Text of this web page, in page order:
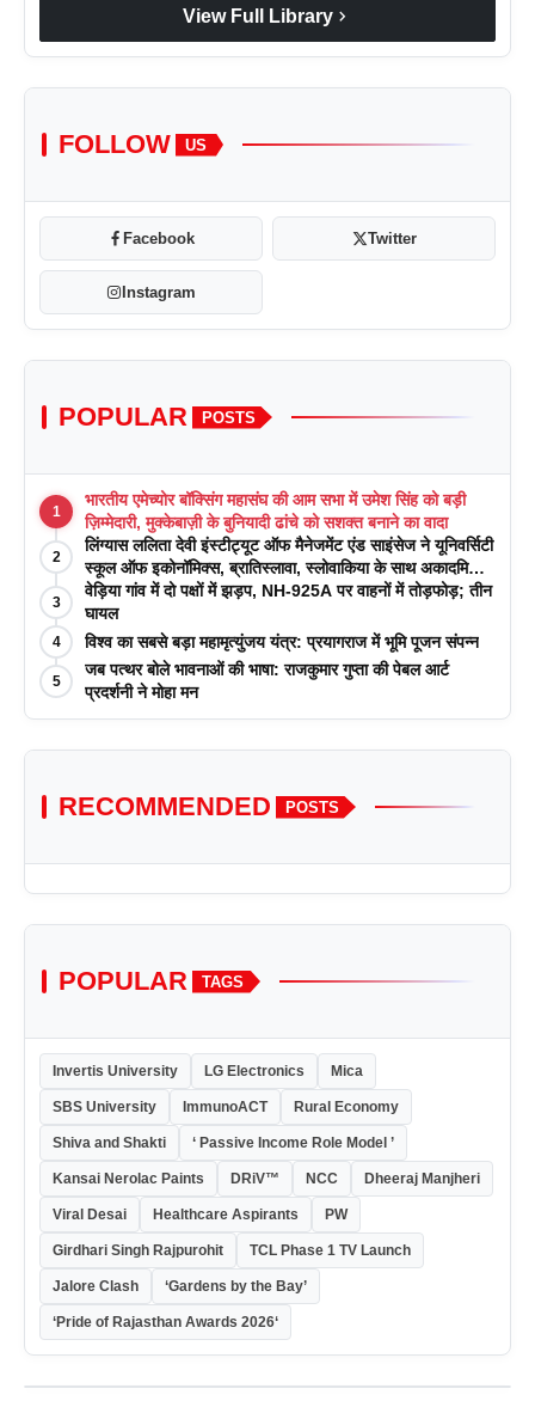
View Full Library chevron_right
FOLLOW US
Facebook Twitter
Instagram
POPULAR POSTS
1
भारतीय एमेच्योर बॉक्सिंग महासंघ की आम सभा में उमेश सिंह को बड़ी
ज़िम्मेदारी, मुक्केबाज़ी के बुनियादी ढांचे को सशक्त बनाने का वादा
2
लिंग्यास ललिता देवी इंस्टीट्यूट ऑफ मैनेजमेंट एंड साइंसेज ने यूनिवर्सिटी
स्कूल ऑफ इकोनॉमिक्स, ब्रातिस्लावा, स्लोवाकिया के साथ अकादमिक
पत्रिकाओं में प्रकाशन रणनीतियों पर एक दिवसीय कार्यशाला का
आयोजन किया
3
वेड़िया गांव में दो पक्षों में झड़प, NH-925A पर वाहनों में तोड़फोड़; तीन
घायल
4 विश्व का सबसे बड़ा महामृत्युंजय यंत्र: प्रयागराज में भूमि पूजन संपन्न
5
जब पत्थर बोले भावनाओं की भाषा: राजकुमार गुप्ता की पेबल आर्ट
प्रदर्शनी ने मोहा मन
RECOMMENDED POSTS
POPULAR TAGS
Invertis University LG Electronics Mica
SBS University ImmunoACT Rural Economy
Shiva and Shakti ‘ Passive Income Role Model ’
Kansai Nerolac Paints DRiV™ NCC Dheeraj Manjheri
Viral Desai Healthcare Aspirants PW
Girdhari Singh Rajpurohit TCL Phase 1 TV Launch
Jalore Clash ‘Gardens by the Bay’
‘Pride of Rajasthan Awards 2026‘